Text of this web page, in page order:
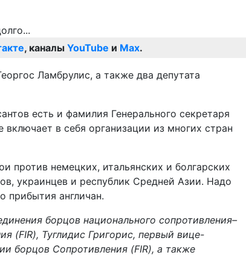
, каналы YouTube и Max.
Ламбрулис, а также два депутата
есть и фамилия Генерального секретаря
в себя организации из многих стран
против немецких, итальянских и болгарских
украинцев и республик Средней Азии. Надо
прибытия англичан.
борцов национального сопротивления–
Туглидис Григорис, первый вице-
борцов Сопротивления (FIR), а также